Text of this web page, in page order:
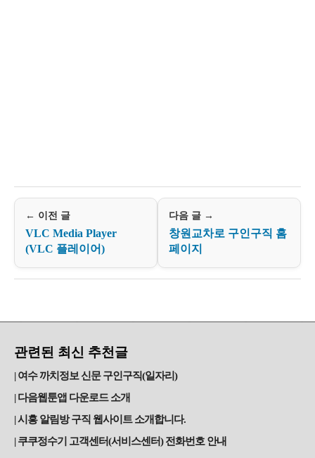
← 이전 글
VLC Media Player
(VLC 플레이어)
다음 글 →
창원교차로 구인구직 홈
페이지
관련된 최신 추천글
여수 까치정보 신문 구인구직(일자리)
다음웹툰앱 다운로드 소개
시흥 알림방 구직 웹사이트 소개합니다.
쿠쿠정수기 고객센터(서비스센터) 전화번호 안내